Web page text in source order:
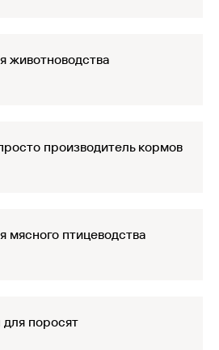
животноводства
производитель кормов
мясного птицеводства
поросят